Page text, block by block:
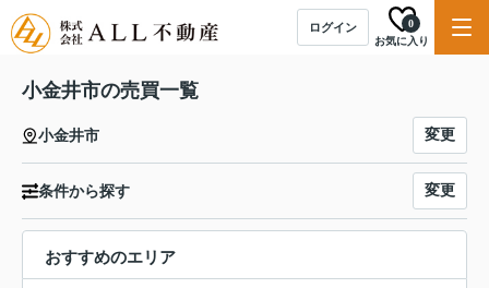
ログイン
お気に入り
0
小金井市の売買一覧
小金井市 変更
条件から探す 変更
おすすめのエリア